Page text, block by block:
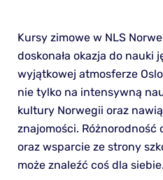
Kursy zimowe w NLS
doskonała okazja do nauki
wyjątkowej atmosferze
nie tylko na intensywną
kultury Norwegii oraz
znajomości.
oraz wsparcie ze strony
może znaleźć coś dla siebie.